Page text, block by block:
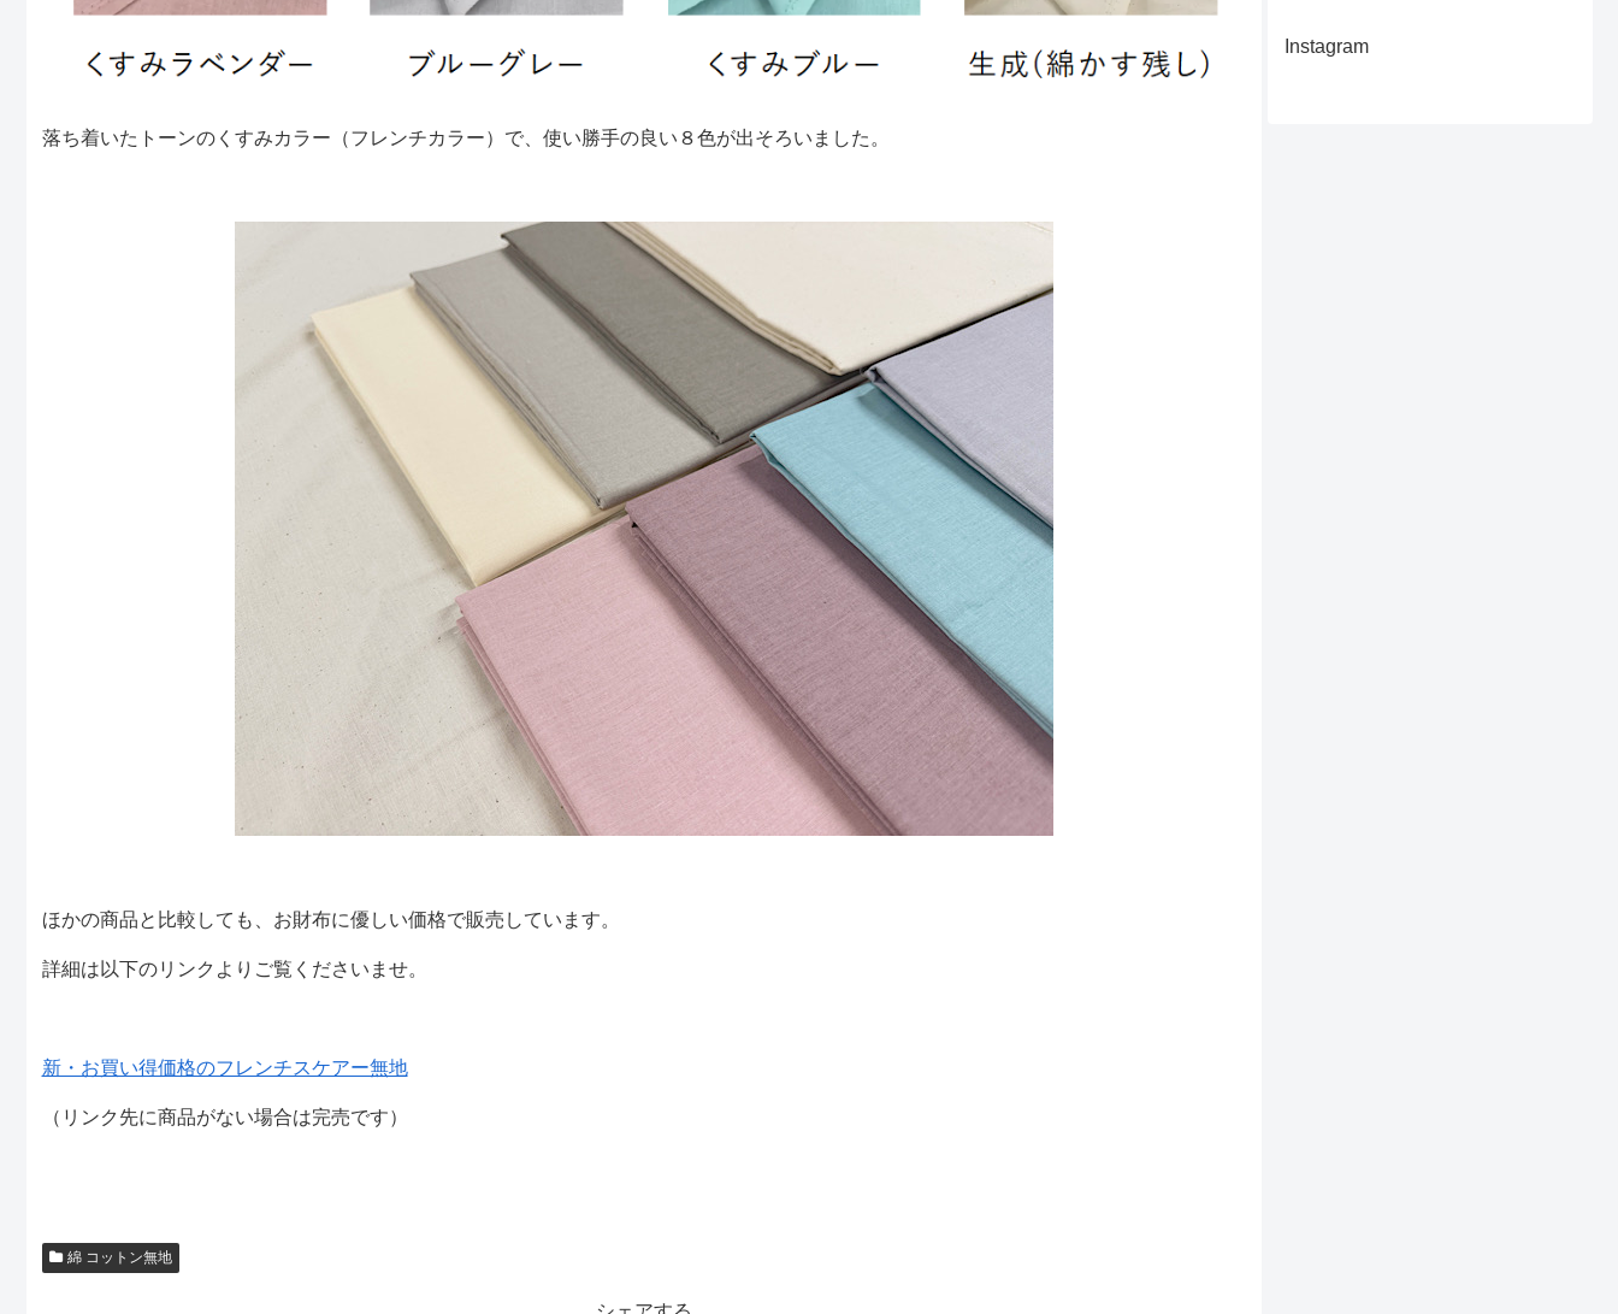
落ち着いたトーンのくすみカラー（フレンチカラー）で、使い勝手の良い８色が出そろいました。
ほかの商品と比較しても、お財布に優しい価格で販売しています。
詳細は以下のリンクよりご覧くださいませ。
新・お買い得価格のフレンチスケアー無地
（リンク先に商品がない場合は完売です）
綿 コットン無地
Instagram